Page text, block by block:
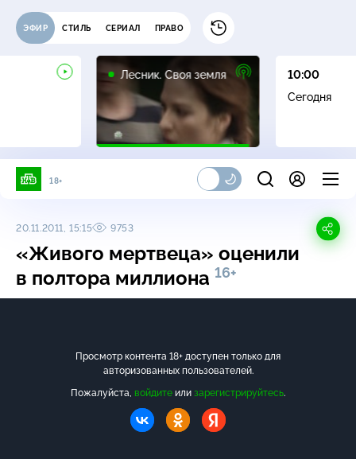
ЭФИР СТИЛЬ СЕРИАЛ ПРАВО
Лесник. Своя земля
16+
10:00
Сегодня
18+
20.11.2011, 15:15 9753
«Живого мертвеца» оценили
в полтора миллиона 16+
Просмотр контента 18+ доступен только для
авторизованных пользователей.
Пожалуйста, войдите или зарегистрируйтесь.